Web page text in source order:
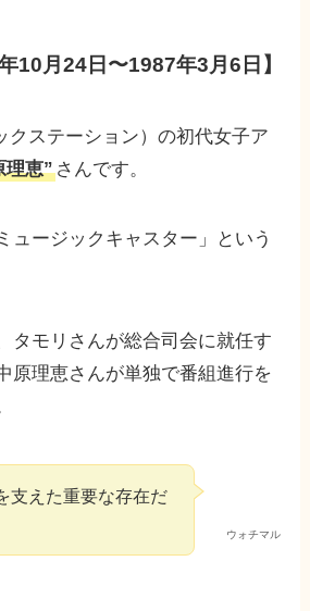
10月24日〜1987年3月6日】
クステーション）の初代女子ア
理恵”さんです。
ュージックキャスター」という
タモリさんが総合司会に就任す
原理恵さんが単独で番組進行を
ウォチマル
支えた重要な存在だ